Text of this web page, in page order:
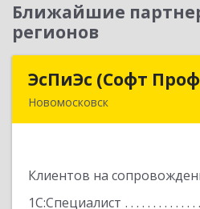
Ближайшие
регионов
ЭсПиЭс (Софт
Новомосковск
Клиентов на
1С:Специалист
ЭсПиЭс (Софт